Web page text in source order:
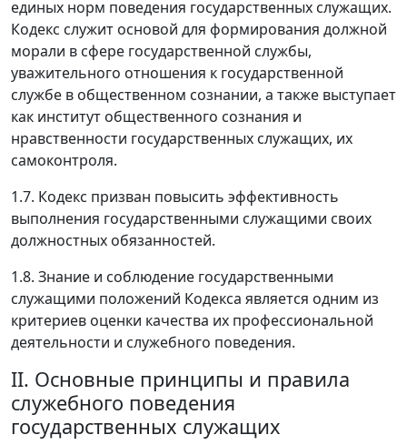
единых норм поведения государственных служащих.
Кодекс служит основой для формирования должной
морали в сфере государственной службы,
уважительного отношения к государственной
службе в общественном сознании, а также выступает
как институт общественного сознания и
нравственности государственных служащих, их
самоконтроля.
1.7. Кодекс призван повысить эффективность
выполнения государственными служащими своих
должностных обязанностей.
1.8. Знание и соблюдение государственными
служащими положений Кодекса является одним из
критериев оценки качества их профессиональной
деятельности и служебного поведения.
II. Основные принципы и правила
служебного поведения
государственных служащих